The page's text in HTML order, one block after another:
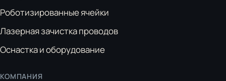
Роботизированные ячейки
Лазерная зачистка проводов
Оснастка и оборудование
КОМПАНИЯ